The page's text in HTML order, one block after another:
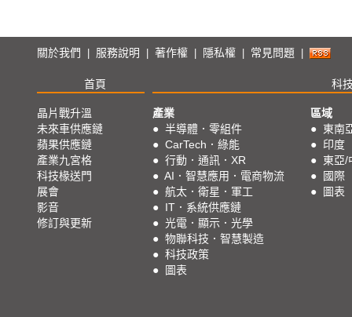
關於我們 服務說明 著作權 隱私權 常見問題
首頁 科
晶片戰升溫
未來車供應鏈
蘋果供應鏈
產業九宮格
科技椽送門
展會
影音
修訂與更新
產業
● 半導體．零組件
● CarTech．綠能
● 行動．通訊．XR
● AI．智慧應用．電商物流
● 航太．衛星．軍工
● IT．系統供應鏈
● 光電．顯示．光學
● 物聯科技．智慧製造
● 科技政策
●
圖表
區域
● 東南
● 印度
● 東亞/
●
國際
●
圖表